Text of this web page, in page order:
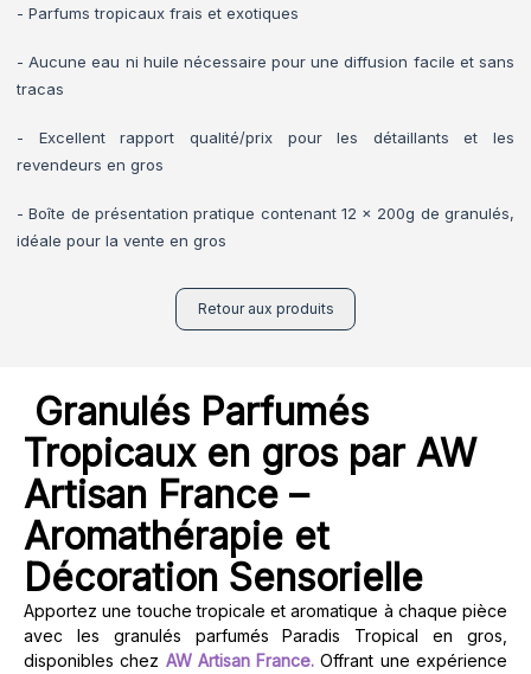
- Parfums tropicaux frais et exotiques
- Aucune eau ni huile nécessaire pour une diffusion facile et sans
tracas
- Excellent rapport qualité/prix pour les détaillants et les
revendeurs en gros
- Boîte de présentation pratique contenant 12 x 200g de granulés,
idéale pour la vente en gros
Retour aux produits
Granulés Parfumés
Tropicaux en gros par AW
Artisan France –
Aromathérapie et
Décoration Sensorielle
Apportez une touche tropicale et aromatique à chaque pièce
avec les granulés parfumés Paradis Tropical en gros,
disponibles chez AW Artisan France.Offrant une expérience